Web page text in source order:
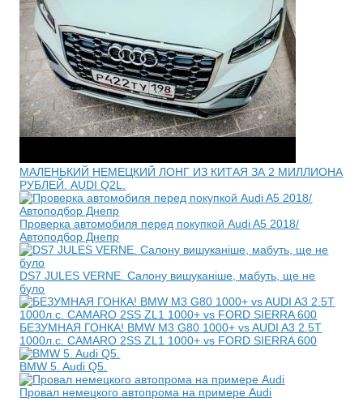
МАЛЕНЬКИЙ НЕМЕЦКИЙ ЛОНГ ИЗ КИТАЯ ЗА 2 МИЛЛИОНА
РУБЛЕЙ. AUDI Q2L.
Проверка автомобиля перед покупкой Audi A5 2018/
Автоподбор Днепр
DS7 JULES VERNE. Салону вишуканіше, мабуть, ще не
було
БЕЗУМНАЯ ГОНКА! BMW M3 G80 1000+ vs AUDI A3 2.5T
1000л.с. CAMARO 2SS ZL1 1000+ vs FORD SIERRA 600
BMW 5. Audi Q5.
Провал немецкого автопрома на примере Audi